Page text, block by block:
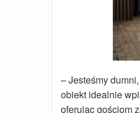
– Jesteśmy
obiekt idealnie
oferując gościom